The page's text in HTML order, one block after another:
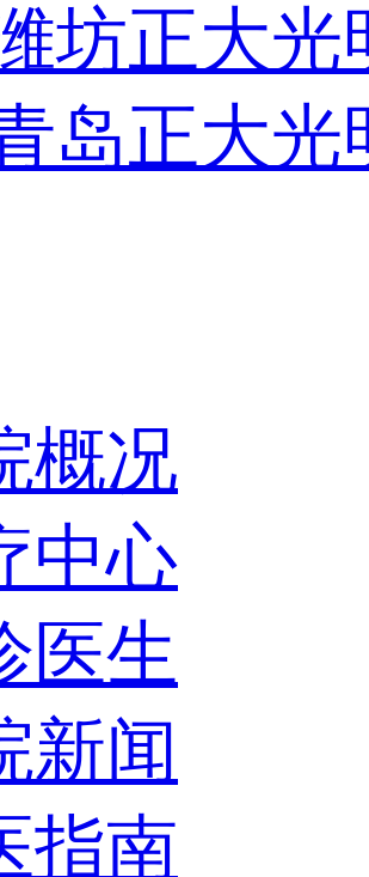
坊正大光
岛正大光
概况
中心
医生
新闻
指南